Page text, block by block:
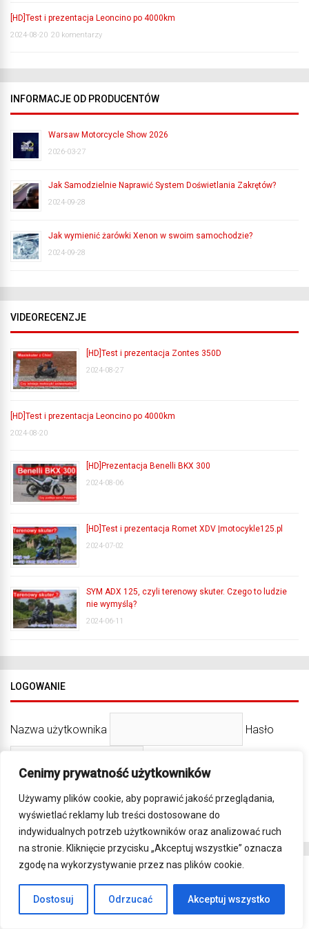
Cenimy prywatność użytkowników
Używamy plików cookie, aby poprawić jakość przeglądania,
wyświetlać reklamy lub treści dostosowane do
indywidualnych potrzeb użytkowników oraz analizować ruch
na stronie. Kliknięcie przycisku „Akceptuj wszystkie” oznacza
zgodę na wykorzystywanie przez nas plików cookie.
Dostosuj Odrzucać Akceptuj wszystko
[HD]Test i prezentacja Leoncino po 4000km
2024-08-20 20 komentarzy
INFORMACJE OD PRODUCENTÓW
Warsaw Motorcycle Show 2026
2026-03-27
Jak Samodzielnie Naprawić System Doświetlania Zakrętów?
2024-09-28
Jak wymienić żarówki Xenon w swoim samochodzie?
2024-09-28
VIDEORECENZJE
[HD]Test i prezentacja Zontes 350D
2024-08-27
[HD]Test i prezentacja Leoncino po 4000km
2024-08-20
[HD]Prezentacja Benelli BKX 300
2024-08-06
[HD]Test i prezentacja Romet XDV |motocykle125.pl
2024-07-02
SYM ADX 125, czyli terenowy skuter. Czego to ludzie
nie wymyślą?
2024-06-11
LOGOWANIE
Nazwa użytkownika Hasło
Zarejestruj się
OSTATNIE KOMENTARZE
google said ... 22 godziny ago